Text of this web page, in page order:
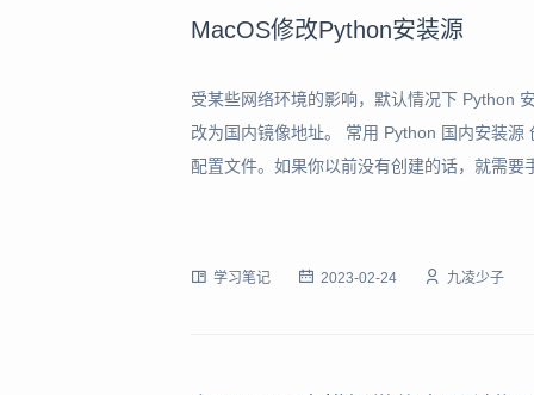
MacOS修改Python安装源
受某些网络环境的影响，默认情况下 Python
改为国内镜像地址。 常用 Python 国内安装
配置文件。如果你以前没有创建的话，就需
学习笔记 2023-02-24 九凌少子